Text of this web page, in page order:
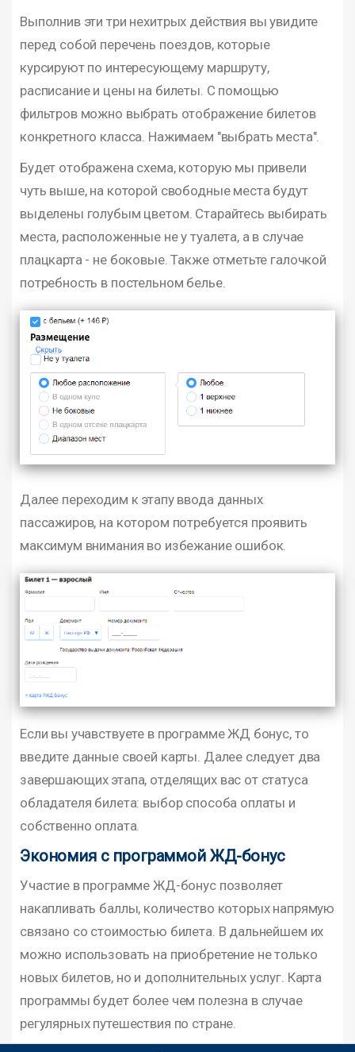
Выполнив эти три нехитрых действия вы увидите
перед собой перечень поездов, которые
курсируют по интересующему маршруту,
расписание и цены на билеты. С помощью
фильтров можно выбрать отображение билетов
конкретного класса. Нажимаем "выбрать места".
Будет отображена схема, которую мы привели
чуть выше, на которой свободные места будут
выделены голубым цветом. Старайтесь выбирать
места, расположенные не у туалета, а в случае
плацкарта - не боковые. Также отметьте галочкой
потребность в постельном белье.
Далее переходим к этапу ввода данных
пассажиров, на котором потребуется проявить
максимум внимания во избежание ошибок.
Если вы учавствуете в программе ЖД бонус, то
введите данные своей карты. Далее следует два
завершающих этапа, отделящих вас от статуса
обладателя билета: выбор способа оплаты и
собственно оплата.
Экономия с программой ЖД-бонус
Участие в программе ЖД-бонус позволяет
накапливать баллы, количество которых напрямую
связано со стоимостью билета. В дальнейшем их
можно использовать на приобретение не только
новых билетов, но и дополнительных услуг. Карта
программы будет более чем полезна в случае
регулярных путешествия по стране.